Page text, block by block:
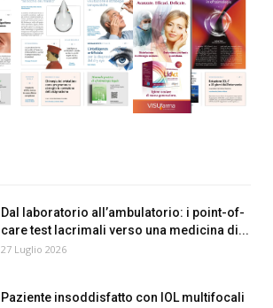
Dal laboratorio all’ambulatorio: i point-of-
care test lacrimali verso una medicina di...
27 Luglio 2026
Paziente insoddisfatto con IOL multifocali